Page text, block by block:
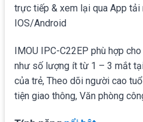
trực tiếp & xem lại qua App
IOS/Android
IMOU IPC-C22EP phù hợp
như số lượng ít từ 1 – 3 mắt
của trẻ, Theo dõi người cao
tiện giao thông, Văn phòng